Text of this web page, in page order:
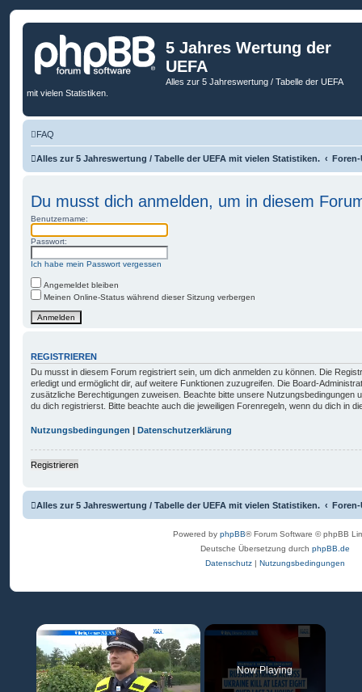
5 Jahres Wertung der
UEFA
Alles zur 5 Jahreswertung / Tabelle der UEFA
mit vielen Statistiken.
FAQ
Alles zur 5 Jahreswertung / Tabelle der UEFA mit vielen Statistiken.
Du musst dich anmelden, um in diesem
Benutzername:
Passwort:
Ich habe mein Passwort vergessen
Angemeldet bleiben
Meinen Online-Status während dieser Sitzung verbergen
REGISTRIEREN
Du musst in diesem Forum registriert sein, um dich anmelden zu können. Die
erledigt und ermöglicht dir, auf weitere Funktionen zuzugreifen. Die Board-
zusätzliche Berechtigungen zuweisen. Beachte bitte unsere Nutzungsbedingungen
du dich registrierst. Bitte beachte auch die jeweiligen Forenregeln, wenn du dich in
Nutzungsbedingungen | Datenschutzerklärung
Registrieren
Alles zur 5 Jahreswertung / Tabelle der UEFA mit vielen Statistiken.
Powered by phpBB® Forum Software © phpBB
Deutsche Übersetzung durch phpBB.de
Datenschutz | Nutzungsbedingungen
×
Now Playing